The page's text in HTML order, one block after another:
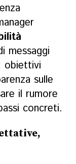
messaggi
obiettivi
sulle
il rumore
concreti.